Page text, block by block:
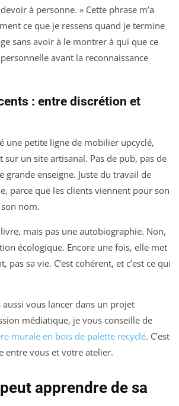
à personne. » Cette phrase m’a
ce que je ressens quand je termine
sans avoir à le montrer à qui que ce
avant la reconnaissance
: entre discrétion et
une petite ligne de mobilier upcyclé,
un site artisanal. Pas de pub, pas de
grande enseigne. Juste du travail de
parce que les clients viennent pour son
nom.
mais pas une autobiographie. Non,
écologique. Encore une fois, elle met
pas sa vie. C’est cohérent, et c’est ce qui
vous lancer dans un projet
médiatique, je vous conseille de
murale en bois de palette recyclé. C’est
entre vous et votre atelier.
peut apprendre de sa